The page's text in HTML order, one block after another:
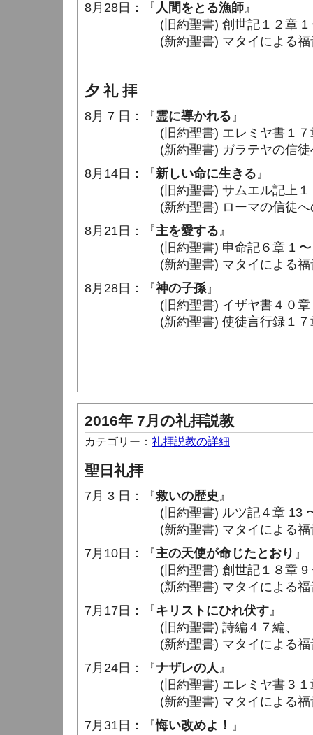
8月28日：『 人間をとる漁師』
(旧約聖書) 創世記１２章 1
(新約聖書) マタイによる福音
夕 礼 拝
8月 7 日：『霊に導かれる』
(旧約聖書) エレミヤ書１７章
(新約聖書) ガラテヤの信徒へ
8月14日：『新しい命に生きる』
(旧約聖書) サムエル記上１５
(新約聖書) ローマの信徒への
8月21日：『主を愛する』
(旧約聖書) 申命記６章 1 〜
(新約聖書) マタイによる福音
8月28日：『神の子孫』
(旧約聖書) イザヤ書４０章
(新約聖書) 使徒言行録１７章
2016年 7月の礼拝説教
カテゴリー： 礼拝説教の詳細
聖日礼拝
7月 3 日：『救いの歴史 』
(旧約聖書) ルツ記４章 13 〜
(新約聖書) マタイによる福音
7月10日：『主の天使が命じたとおり 』
(旧約聖書) 創世記１８章 9
(新約聖書) マタイによる福音
7月17日：『キリストにひれ伏す』
(旧約聖書) 詩編４７編、
(新約聖書) マタイによる福音
7月24日：『ナザレの人』
(旧約聖書) エレミヤ書３１章
(新約聖書) マタイによる福音
7月31日：『悔い改めよ！ 』